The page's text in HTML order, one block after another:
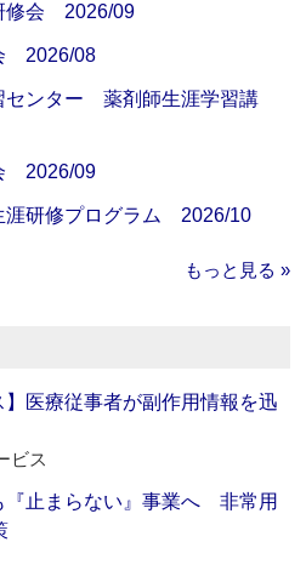
修会 2026/09
2026/08
センター 薬剤師生涯学習講
2026/09
研修プログラム 2026/10
もっと見る »
】医療従事者が副作用情報を迅
ビス
『止まらない』事業へ 非常用